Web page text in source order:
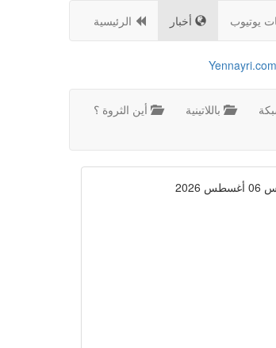
الرئيسية أخبار يوتيوب
أين الثروة ؟
باللاتينية
2026